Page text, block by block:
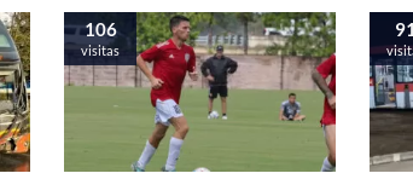
106
visitas
91